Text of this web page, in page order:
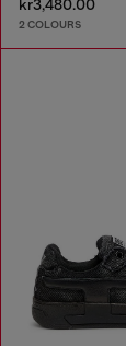
kr3,480.00
2 COLOURS